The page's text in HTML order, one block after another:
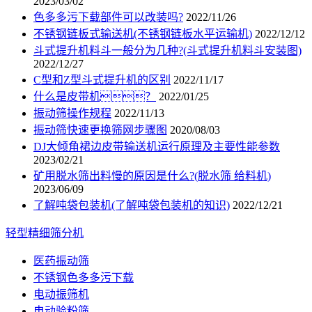
色多多污下载部件可以改装吗? 2022/11/26
不锈钢链板式输送机(不锈钢链板水平运输机) 2022/12/12
斗式提升机料斗一般分为几种?(斗式提升机料斗安装图)
2022/12/27
C型和Z型斗式提升机的区别 2022/11/17
什么是皮带机？
2022/01/25
振动筛操作规程 2022/11/13
振动筛快速更换筛网步骤图 2020/08/03
DJ大倾角裙边皮带输送机运行原理及主要性能参数
2023/02/21
矿用脱水筛出料慢的原因是什么?(脱水筛 给料机)
2023/06/09
了解吨袋包装机(了解吨袋包装机的知识) 2022/12/21
轻型精细筛分机
医药振动筛
不锈钢色多多污下载
电动振筛机